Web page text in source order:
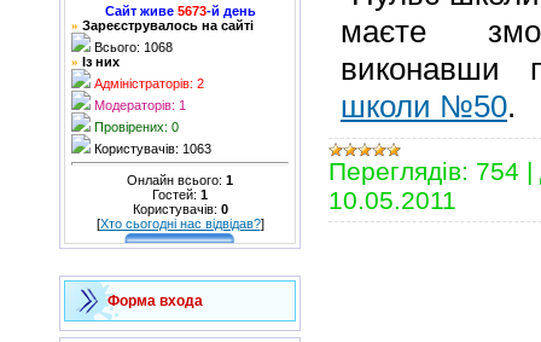
Сайт живе 5673-й день
» Зареєструвалось на сайті
Всього: 1068
» Із них
Адміністраторів: 2
Модераторів: 1
Провірених: 0
Користувачів: 1063
Онлайн всього: 1
Гостей: 1
Користувачів: 0
[Хто сьогодні нас відвідав?]
Форма входа
маєте
школи №50.
Переглядів: 754 |
10.05.2011